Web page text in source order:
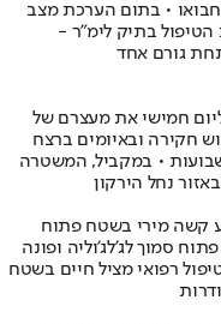
• בתום הערכת מצב
בתיק לימ"ר -
גורם אחד
חמישי את מעצרם של
חקירה ובאיומים ברצח
• במקביל, המשטרה
נחל הירקון
פתוח סמוך לג'לג'וליה ופונה
רפואי מציל חיים בשטח